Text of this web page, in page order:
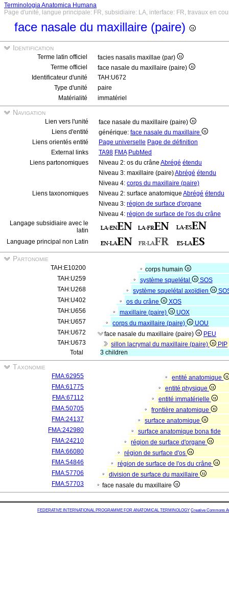
Terminologia Anatomica Humana
Page d'unité, langue principale: FR, subsidiaire: LA, interface: FR, travaux en
face nasale du maxillaire (paire)
Identification
Terme latin officiel
facies nasalis maxillae (par)
Terme officiel
face nasale du maxillaire (paire)
Identificateur d'unité
TAH:U672
Type d'unité
paire
Matérialité
immatériel
Navigation
Lien vers l'unité
face nasale du maxillaire (paire)
Liens d'entité
générique: face nasale du maxillaire
Liens orientés entité
Page universelle Page de définition
External links
TA98 FMA PubMed
Liens partonomiques
Niveau 2: os du crâne Abrégé étendu
Niveau 3: maxillaire (paire)Abrégé étendu
Niveau 4: corps du maxillaire (paire)
Liens taxonomiques
Niveau 2: surface anatomique Abrégé étendu
Niveau 3: région de surface d'organe
Niveau 4: région de surface de l'os du crâne
Langage subsidiaire avec le
latin
Language principal non Latin
Partonomie
TAH:E10200
corps humain
TAH:U259
système squelétal
SOS
TAH:U268
système squelétal axoïdien
TAH:U402
os du crâne
XOS
TAH:U656
maxillaire (paire)
UOX
TAH:U657
corps du maxillaire (paire)
UOU
TAH:U672
face nasale du maxillaire (paire)
PEU
TAH:U673
sillon lacrymal du maxillaire (paire)
PIP
Total
3 children
Taxonomie
FMA:62955
entité anatomique
FMA:61775
entité physique
FMA:67112
entité immatérielle
FMA:50705
frontière anatomique
FMA:24137
surface anatomique
FMA:242980
surface anatomique bona fide
FMA:24210
région de surface d'organe
FMA:66080
région de surface d'os
FMA:54846
région de surface de l'os du crâne
FMA:57706
division de surface du maxillaire
FMA:57703
face nasale du maxillaire
FEDERATIVE INTERNATIONAL PROGRAMME FOR ANATOMICAL TERMINOLOGY Creative Commons